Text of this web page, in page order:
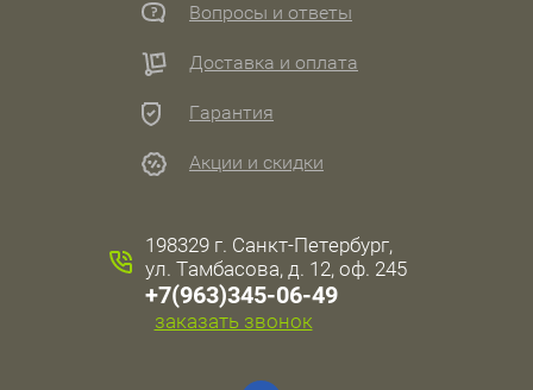
Вопросы и ответы
Доставка и оплата
Гарантия
Акции и скидки
198329 г. Санкт-Петербург,
ул. Тамбасова, д. 12, оф. 245
+7(963)345-06-49
заказать звонок